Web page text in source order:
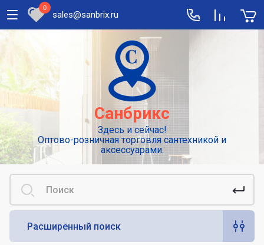
Полезная информация
Сушилки для рук
Высокоскоростные погружные сушилки
для рук
Смесители: виды и особенности
выбора
Сенсорные или автоматические
смесители
Диспенсеры для туалетной бумаги
sales@sanbrix.ru
0
Санбрикс
Здесь и сейчас!
Оптово-розничная торговля сантехникой и
аксессуарами.
Расширенный поиск